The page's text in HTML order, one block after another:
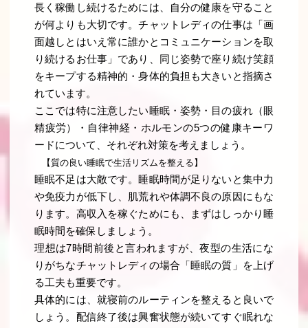
長く稼働し続けるためには、自分の健康を守ること
が何よりも大切です。チャットレディの仕事は「画
面越しとはいえ常に誰かとコミュニケーションを取
り続けるお仕事」であり、同じ姿勢で座り続け笑顔
をキープする精神的・身体的負担も大きいと指摘さ
れています。
ここでは特に注意したい睡眠・姿勢・目の疲れ（眼
精疲労）・自律神経・ホルモンの5つの健康キーワ
ードについて、それぞれ対策を考えましょう。
【質の良い睡眠で生活リズムを整える】
睡眠不足は大敵です。睡眠時間が足りないと集中力
や免疫力が低下し、肌荒れや体調不良の原因にもな
ります。高収入を稼ぐためにも、まずはしっかり睡
眠時間を確保しましょう。
理想は7時間前後と言われますが、夜型の生活にな
りがちなチャットレディの場合「睡眠の質」を上げ
る工夫も重要です。
具体的には、就寝前のルーティンを整えると良いで
しょう。配信終了後は興奮状態が続いてすぐ眠れな